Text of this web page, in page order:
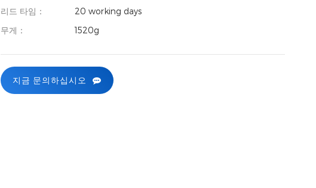
리드 타임：
20 working days
무게：
1520g
지금 문의하십시오